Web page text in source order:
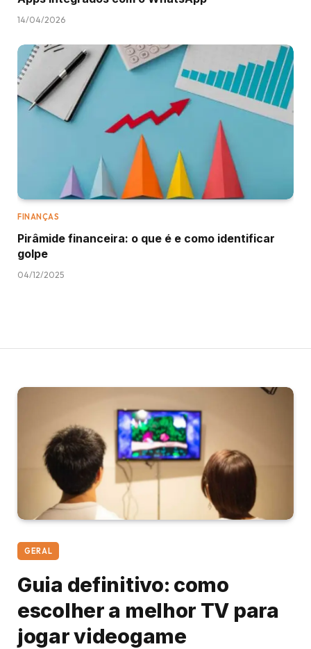
14/04/2026
FINANÇAS
Pirâmide financeira: o que é e como identificar
golpe
04/12/2025
GERAL
Guia definitivo: como
escolher a melhor TV para
jogar videogame